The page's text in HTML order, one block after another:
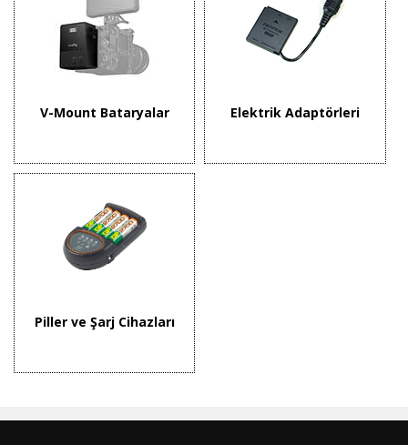
V-Mount Bataryalar Elektrik Adaptörleri
Piller ve Şarj Cihazları